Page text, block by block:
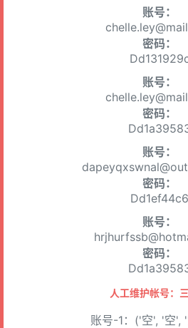
账号：
密码：
账号：
密码：
账号：
密码：
Dd1ef44c6
账号：
密码：
人工维护帐号：
账号-1：('空', '空',